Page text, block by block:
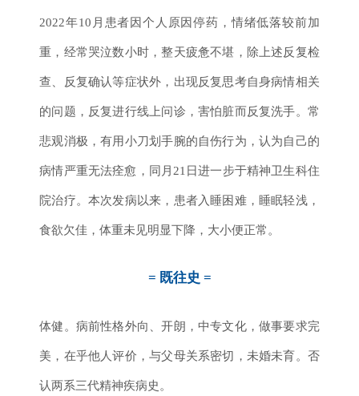
2022年10月患者因个人原因停药，情绪低落较前加
重，经常哭泣数小时，整天疲惫不堪，除上述反复检
查、反复确认等症状外，出现反复思考自身病情相关
的问题，反复进行线上问诊，害怕脏而反复洗手。常
悲观消极，有用小刀划手腕的自伤行为，认为自己的
病情严重无法痊愈，同月21日进一步于精神卫生科住
院治疗。本次发病以来，患者入睡困难，睡眠轻浅，
食欲欠佳，体重未见明显下降，大小便正常。
= 既往史 =
体健。病前性格外向、开朗，中专文化，做事要求完
美，在乎他人评价，与父母关系密切，未婚未育。否
认两系三代精神疾病史。